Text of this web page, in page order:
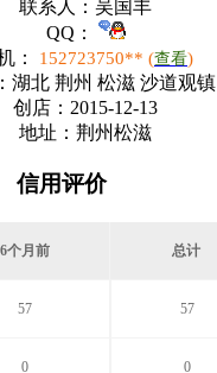
联系人： 吴国丰
QQ：
：
152723750** (查看)
湖北 荆州 松滋 沙道观镇
创店： 2015-12-13
地址： 荆州松滋
信用评价
6个月前 总计
57 57
0 0